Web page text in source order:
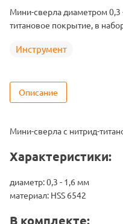
Мини-сверла диаметром 0,3
титановое покрытие, в
Инструмент
Описание
Мини-сверла с нитрид-
Характеристики:
диаметр: 0,3 - 1,6 мм
материал: HSS 6542
В комплекте: